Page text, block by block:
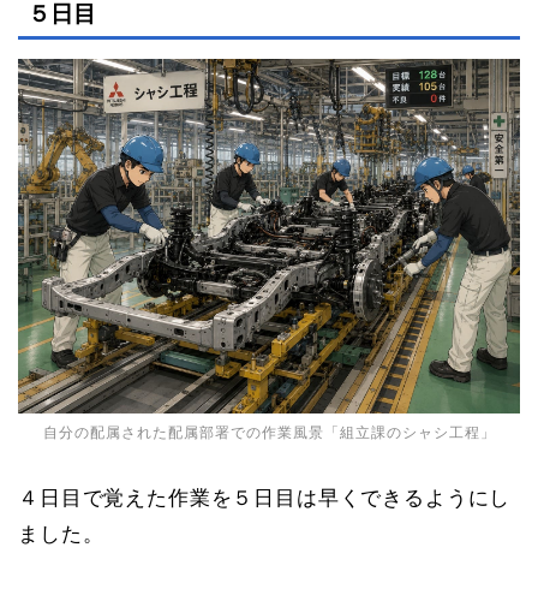
５日目
自分の配属された配属部署での作業風景「組立課のシャシ工程」
４日目で覚えた作業を５日目は早くできるようにし
ました。